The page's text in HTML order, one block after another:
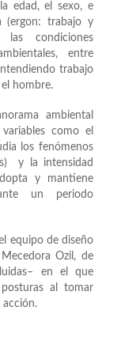
edad, el sexo, e
(ergon: trabajo y
condiciones
entre
trabajo
hombre.
ambiental
como el
los fenómenos
y la intensidad
y mantiene
un periodo
equipo de diseño
Ozil, de
en el que
al tomar
acción.